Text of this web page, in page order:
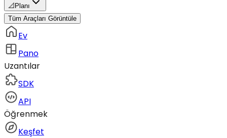
📐 Planı
Tüm Araçları Görüntüle
Ev
Pano
Uzantılar
SDK
API
Öğrenmek
Keşfet